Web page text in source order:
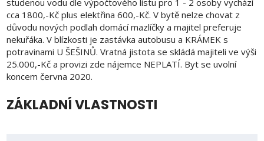
studenou vodu dle výpočtového listu pro 1 - 2 osoby vychází
cca 1800,-Kč plus elektřina 600,-Kč. V bytě nelze chovat z
důvodu nových podlah domácí mazlíčky a majitel preferuje
nekuřáka. V blízkosti je zastávka autobusu a KRÁMEK s
potravinami U ŠEŠINŮ. Vratná jistota se skládá majiteli ve výši
25.000,-Kč a provizi zde nájemce NEPLATÍ. Byt se uvolní
koncem června 2020.
ZÁKLADNÍ VLASTNOSTI